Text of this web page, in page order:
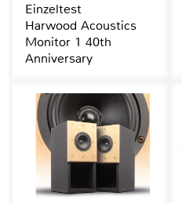
Einzeltest
Harwood Acoustics
Monitor 1 40th
Anniversary